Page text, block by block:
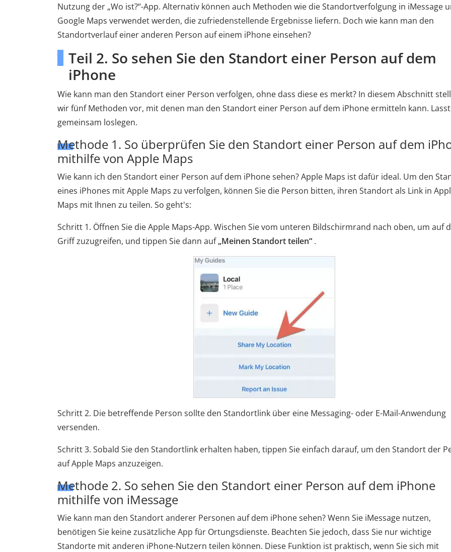
Nutzung der „Wo ist?“-App. Alternativ können auch Methoden wie die Standortverfolgung in iMessage
Google Maps verwendet werden, die zufriedenstellende Ergebnisse liefern. Doch wie kann man den
Standortverlauf einer anderen Person auf einem iPhone einsehen?
Teil 2. So sehen Sie den Standort einer Person auf dem
iPhone
Wie kann man den Standort einer Person verfolgen, ohne dass diese es merkt? In diesem Abschnitt
wir fünf Methoden vor, mit denen man den Standort einer Person auf dem iPhone ermitteln kann.
gemeinsam loslegen.
Methode 1. So überprüfen Sie den Standort einer Person auf dem
mithilfe von Apple Maps
Wie kann ich den Standort einer Person auf dem iPhone sehen? Apple Maps ist dafür ideal. Um den
eines iPhones mit Apple Maps zu verfolgen, können Sie die Person bitten, ihren Standort als Link in
Maps mit Ihnen zu teilen. So geht's:
Schritt 1. Öffnen Sie die Apple Maps-App. Wischen Sie vom unteren Bildschirmrand nach oben, um auf
Griff zuzugreifen, und tippen Sie dann auf„Meinen Standort teilen“ .
Schritt 2. Die betreffende Person sollte den Standortlink über eine Messaging- oder E-Mail-Anwendung
versenden.
Schritt 3. Sobald Sie den Standortlink erhalten haben, tippen Sie einfach darauf, um den Standort der
auf Apple Maps anzuzeigen.
Methode 2. So sehen Sie den Standort einer Person auf dem iPhone
mithilfe von iMessage
Wie kann man den Standort anderer Personen auf dem iPhone sehen? Wenn Sie iMessage nutzen,
benötigen Sie keine zusätzliche App für Ortungsdienste. Beachten Sie jedoch, dass Sie nur wichtige
Standorte mit anderen iPhone-Nutzern teilen können. Diese Funktion ist praktisch, wenn Sie sich mit